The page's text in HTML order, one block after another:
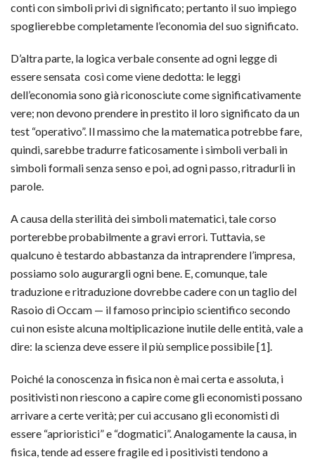
conti con simboli privi di significato; pertanto il suo impiego
spoglierebbe completamente l’economia del suo significato.
D’altra parte, la logica verbale consente ad ogni legge di
essere sensata così come viene dedotta: le leggi
dell’economia sono già riconosciute come significativamente
vere; non devono prendere in prestito il loro significato da un
test “operativo”. Il massimo che la matematica potrebbe fare,
quindi, sarebbe tradurre faticosamente i simboli verbali in
simboli formali senza senso e poi, ad ogni passo, ritradurli in
parole.
A causa della sterilità dei simboli matematici, tale corso
porterebbe probabilmente a gravi errori. Tuttavia, se
qualcuno è testardo abbastanza da intraprendere l’impresa,
possiamo solo augurargli ogni bene. E, comunque, tale
traduzione e ritraduzione dovrebbe cadere con un taglio del
Rasoio di Occam — il famoso principio scientifico secondo
cui non esiste alcuna moltiplicazione inutile delle entità, vale a
dire: la scienza deve essere il più semplice possibile [1].
Poiché la conoscenza in fisica non è mai certa e assoluta, i
positivisti non riescono a capire come gli economisti possano
arrivare a certe verità; per cui accusano gli economisti di
essere “aprioristici” e “dogmatici”. Analogamente la causa, in
fisica, tende ad essere fragile ed i positivisti tendono a